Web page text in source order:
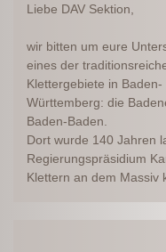
Liebe DAV Sektion,
wir bitten um eure
eines der
Klettergebiete in Baden-
Württemberg: die
Baden-Baden.
Dort wurde 140 Jahren
Regierungspräsidium
Klettern an dem Massiv